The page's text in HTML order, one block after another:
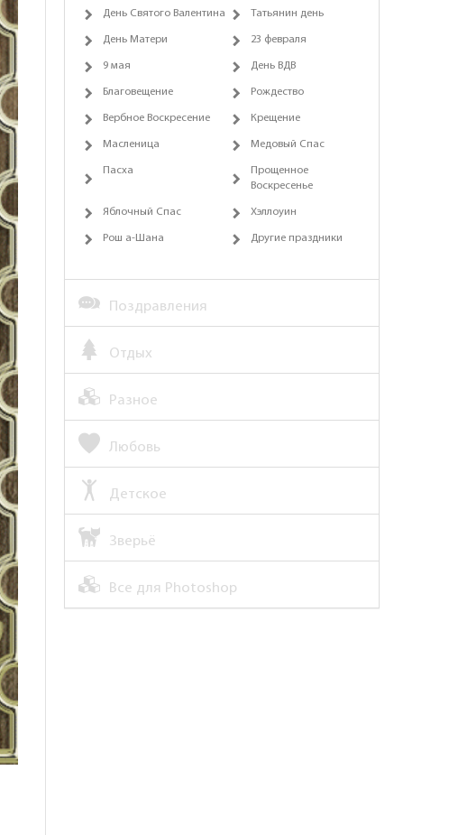
День Святого Валентина Татьянин день
День Матери 23 февраля
9 мая День ВДВ
Благовещение Рождество
Вербное Воскресение Крещение
Масленица Медовый Спас
Пасха
Прощенное
Воскресенье
Яблочный Спас Хэллоуин
Рош а-Шана Другие праздники
Поздравления
Отдых
Разное
Любовь
Детское
Зверьё
Все для Photoshop